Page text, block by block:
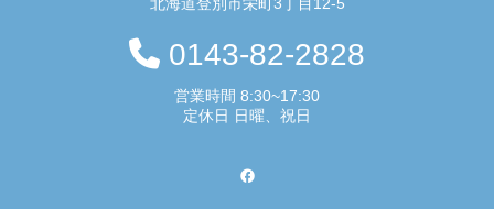
0143-82-2828
営業時間 8:30~17:30
定休日 日曜、祝日